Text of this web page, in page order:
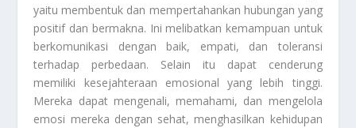
yaitu membentuk dan mempertahankan hubungan yang
positif dan bermakna. Ini melibatkan kemampuan untuk
berkomunikasi dengan baik, empati, dan toleransi
terhadap perbedaan. Selain itu dapat cenderung
memiliki kesejahteraan emosional yang lebih tinggi.
Mereka dapat mengenali, memahami, dan mengelola
emosi mereka dengan sehat, menghasilkan kehidupan